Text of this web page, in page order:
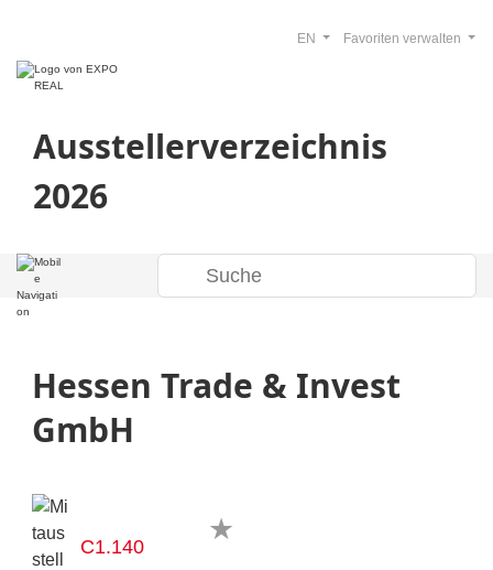
Ausstellerverzeichnis
2026
Favoriten verwalten
EN
Hessen Trade & Invest
GmbH
C1.140